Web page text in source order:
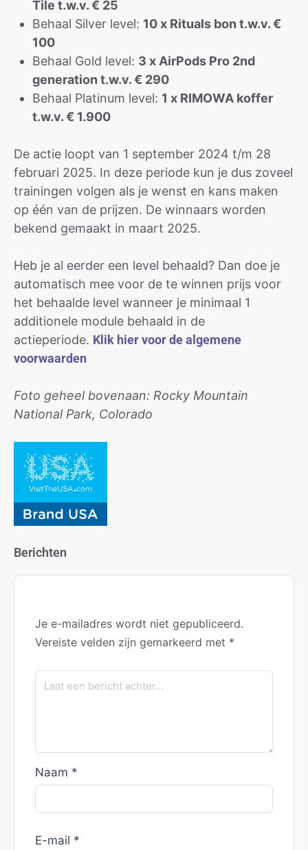
Tile t.w.v. € 25
Behaal Silver level: 10 x Rituals bon t.w.v. €
100
Behaal Gold level: 3 x AirPods Pro 2nd
generation t.w.v. € 290
Behaal Platinum level: 1 x RIMOWA koffer
t.w.v. € 1.900
De actie loopt van 1 september 2024 t/m 28
februari 2025. In deze periode kun je dus zoveel
trainingen volgen als je wenst en kans maken
op één van de prijzen. De winnaars worden
bekend gemaakt in maart 2025.
Heb je al eerder een level behaald? Dan doe je
automatisch mee voor de te winnen prijs voor
het behaalde level wanneer je minimaal 1
additionele module behaald in de
actieperiode. Klik hier voor de algemene
voorwaarden
Foto geheel bovenaan: Rocky Mountain
National Park, Colorado
Berichten
Je e-mailadres wordt niet gepubliceerd.
Vereiste velden zijn gemarkeerd met *
Naam *
E-mail *